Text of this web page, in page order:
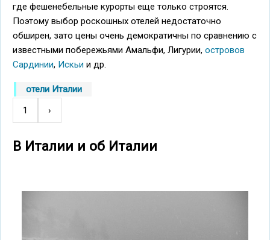
где фешенебельные курорты еще только строятся.
Поэтому выбор роскошных отелей недостаточно
обширен, зато цены очень демократичны по сравнению с
известными побережьями Амальфи, Лигурии, островов
Сардинии, Искьи и др.
отели Италии
Нумерация
1
Следующая
страница
›
В Италии и об Италии